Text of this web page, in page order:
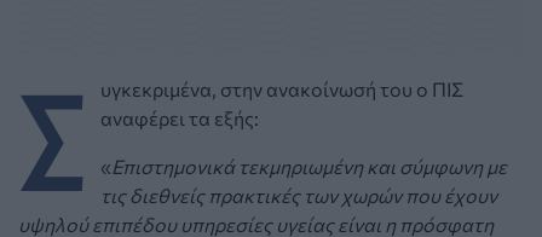
Σ
υγκεκριμένα, στην ανακοίνωσή του ο ΠΙΣ
αναφέρει τα εξής:
«Επιστημονικά τεκμηριωμένη και σύμφωνη με
τις διεθνείς πρακτικές των χωρών που έχουν
υψηλού επιπέδου υπηρεσίες υγείας είναι η πρόσφατη